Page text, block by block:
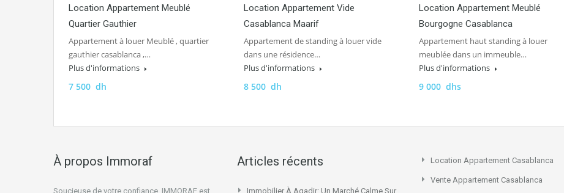
Location Appartement Meublé
Quartier Gauthier
Appartement à louer Meublé , quartier
gauthier casablanca ,…
Plus d'informations
7 500 dh
Location Appartement Vide
Casablanca Maarif
Appartement de standing à louer vide
dans une résidence…
Plus d'informations
8 500 dh
Location Appartement Meublé
Bourgogne Casablanca
Appartement haut standing à louer
meublée dans un immeuble…
Plus d'informations
9 000 dhs
À propos Immoraf
Soucieuse de votre confiance, IMMORAF est
Articles récents
Immobilier À Agadir: Un Marché Calme Sur
Location Appartement Casablanca
Vente Appartement Casablanca